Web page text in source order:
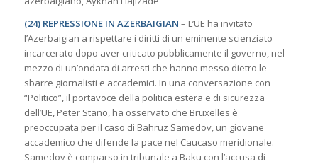
(24) REPRESSIONE IN AZERBAIGIAN – L’UE ha invitato
l’Azerbaigian a rispettare i diritti di un eminente scienziato
incarcerato dopo aver criticato pubblicamente il governo, nel
mezzo di un’ondata di arresti che hanno messo dietro le
sbarre giornalisti e accademici. In una conversazione con
“Politico”, il portavoce della politica estera e di sicurezza
dell’UE, Peter Stano, ha osservato che Bruxelles è
preoccupata per il caso di Bahruz Samedov, un giovane
accademico che difende la pace nel Caucaso meridionale.
Samedov è comparso in tribunale a Baku con l’accusa di